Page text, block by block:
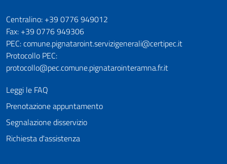
Numeri utili
Centralino: +39 0776 949012
Fax: +39 0776 949306
PEC: comune.pignataroint.servizigenerali@certipec.it
Protocollo PEC:
protocollo@pec.comune.pignatarointeramna.fr.it
Leggi le FAQ
Prenotazione appuntamento
Segnalazione disservizio
Richiesta d'assistenza